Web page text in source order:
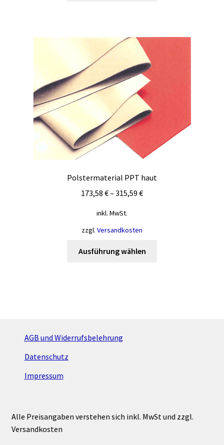
Produktseite
gewählt
werden
Polstermaterial PPT haut
173,58 €– 315,59 €
inkl. MwSt.
zzgl. Versandkosten
Ausführung wählen
AGB und Widerrufsbelehrung
Datenschutz
Impressum
Alle Preisangaben verstehen sich inkl. MwSt und zzgl.
Versandkosten